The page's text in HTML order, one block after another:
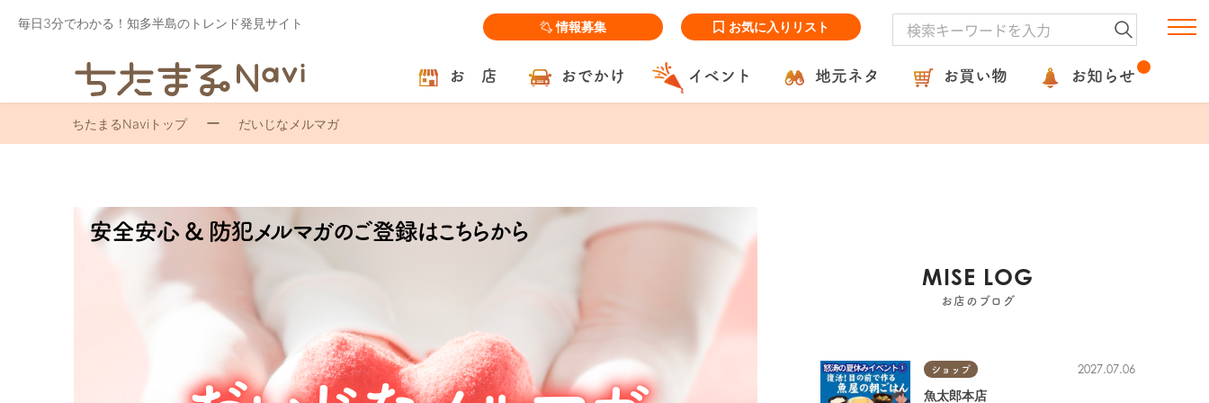
毎日3分でわかる！知多半島のトレンド発見サイト 情報募集 お気に入りリスト
お 店 おでかけ イベント 地元ネタ お買い物 お知らせ
ちたまるNaviトップ だいじなメルマガ
MISE LOG
お店のブログ
ショップ 2027.07.06
魚太郎本店